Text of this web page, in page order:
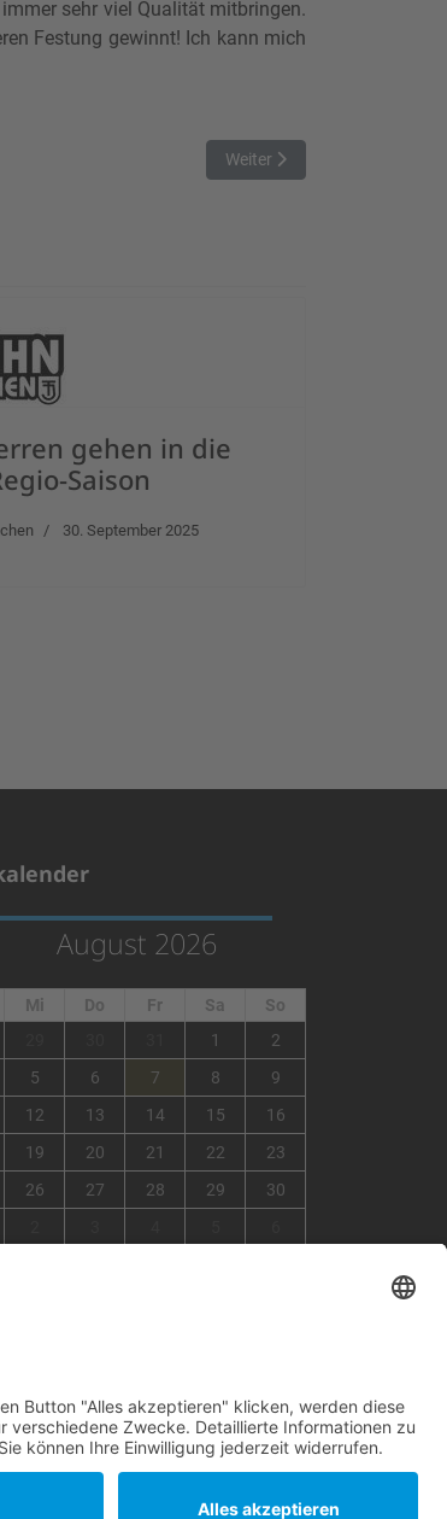
×
Fehler
7&list%5Bstart-date%5D=2026-07-
sehr viel Qualität mitbringen.
Festung gewinnt! Ich kann mich
Nächster Beitrag:
Weiter
gehen in die
Saison
30. September 2025
August 2026
Mi Do Fr Sa
So
1
2
5 6 7 8
9
12 13 14 15
16
19 20 21 22
23
26 27 28 29
30